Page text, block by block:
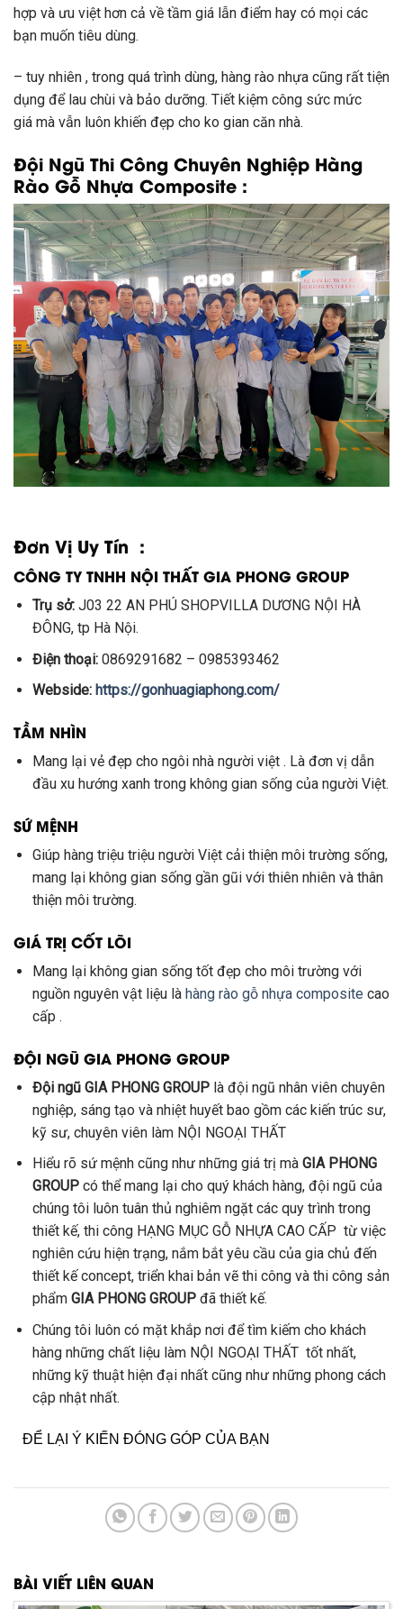
hợp và ưu việt hơn cả về tầm giá lẫn điểm hay có mọi các
bạn muốn tiêu dùng.
– tuy nhiên , trong quá trình dùng, hàng rào nhựa cũng rất tiện
dụng để lau chùi và bảo dưỡng. Tiết kiệm công sức mức
giá mà vẫn luôn khiến đẹp cho ko gian căn nhà.
Đội Ngũ Thi Công Chuyên Nghiệp Hàng
Rào Gỗ Nhựa Composite :
Đơn Vị Uy Tín :
CÔNG TY TNHH NỘI THẤT GIA PHONG GROUP
Trụ sở:J03 22 AN PHÚ SHOPVILLA DƯƠNG NỘI HÀ
ĐÔNG, tp Hà Nội.
Điện thoại:0869291682 – 0985393462
Webside: https://gonhuagiaphong.com/
TẦM NHÌN
Mang lại vẻ đẹp cho ngôi nhà người việt . Là đơn vị dẫn
đầu xu hướng xanh trong không gian sống của người Việt.
SỨ MỆNH
Giúp hàng triệu triệu người Việt cải thiện môi trường sống,
mang lại không gian sống gần gũi với thiên nhiên và thân
thiện môi trường.
GIÁ TRỊ CỐT LÕI
Mang lại không gian sống tốt đẹp cho môi trường với
nguồn nguyên vật liệu là hàng rào gỗ nhựa composite cao
cấp .
ĐỘI NGŨ GIA PHONG GROUP
Đội ngũ GIA PHONG GROUPlà đội ngũ nhân viên chuyên
nghiệp, sáng tạo và nhiệt huyết bao gồm các kiến trúc sư,
kỹ sư, chuyên viên làm NỘI NGOẠI THẤT
Hiểu rõ sứ mệnh cũng như những giá trị mà GIA PHONG
GROUP có thể mang lại cho quý khách hàng, đội ngũ của
chúng tôi luôn tuân thủ nghiêm ngặt các quy trình trong
thiết kế, thi công HẠNG MỤC GỖ NHỰA CAO CẤP từ việc
nghiên cứu hiện trạng, nắm bắt yêu cầu của gia chủ đến
thiết kế concept, triển khai bản vẽ thi công và thi công sản
phẩm GIA PHONG GROUP đã thiết kế.
Chúng tôi luôn có mặt khắp nơi để tìm kiếm cho khách
hàng những chất liệu làm NỘI NGOẠI THẤT tốt nhất,
những kỹ thuật hiện đại nhất cũng như những phong cách
cập nhật nhất.
ĐỂ LẠI Ý KIẾN ĐÓNG GÓP CỦA BẠN
BÀI VIẾT LIÊN QUAN